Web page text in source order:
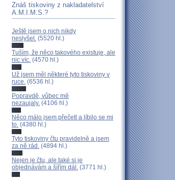
Znáš tiskoviny z nakladatelství
A.M.I.M.S.?
Ještě jsem o nich nikdy
neslyšel. (5520 hl.)
Tuším, že něco takového existuje, ale
nic víc. (4570 hl.)
Už jsem měl některé tyto tiskoviny v
ruce. (6536 hl.)
Popravdě, vůbec mě
nezaujaly. (4106 hl.)
Něco málo jsem přečetl a líbilo se mi
to. (4380 hl.)
Tyto tiskoviny čtu pravidelně a jsem
za ně rád. (4894 hl.)
Nejen je čtu, ale také si je
objednávám a šířím dál. (3771 hl.)